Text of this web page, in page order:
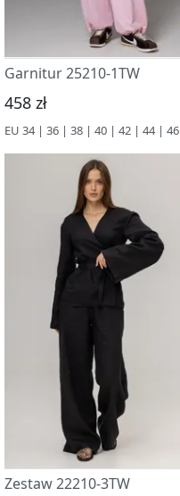
Garnitur 25210-1TW
458 zł
EU 34 | 36 | 38 | 40 | 42 | 44 | 46
Zestaw 22210-3TW